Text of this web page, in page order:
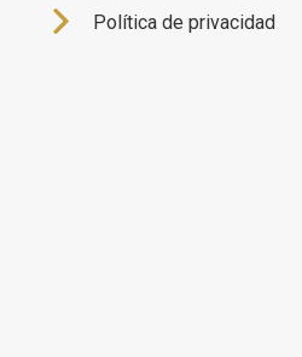
Política de privacidad